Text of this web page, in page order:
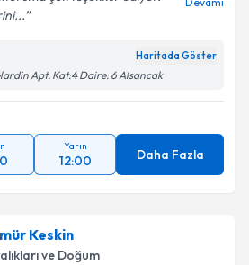
işlenmesine ilişkin
kabul ediyorum.Haritada Göster
Apt. Kat:4 Daire: 6 Alsancak
Yarın
12:00 Daha Fazla
Keskin
ve Doğum